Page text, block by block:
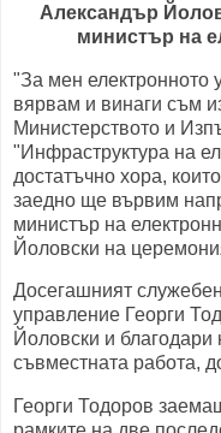
Александър
министър на
"За мен електронното
вярвам и винаги съм
Министерството и
"Инфраструктура на
достатъчно хора,
заедно ще вървим
министър на
Йоловски на
Досегашният
управление Георги
Йоловски и благодари
съвместната работа,
Георги Тодоров